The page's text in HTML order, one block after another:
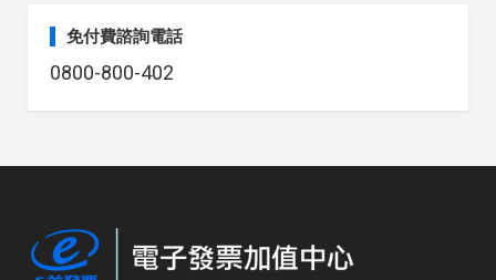
免付費諮詢電話
0800-800-402